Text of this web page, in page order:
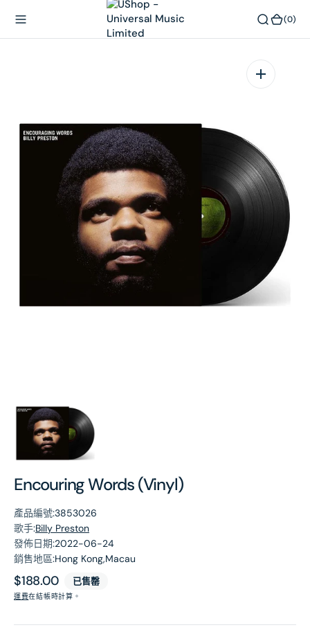
(0)
Encouring Words (Vinyl)
產品編號:3853026
歌手:Billy Preston
發佈日期:2022-06-24
銷售地區:Hong Kong,Macau
原
價
$188.00 已售罄
運費在結帳時計算。
在
相
簿
啟